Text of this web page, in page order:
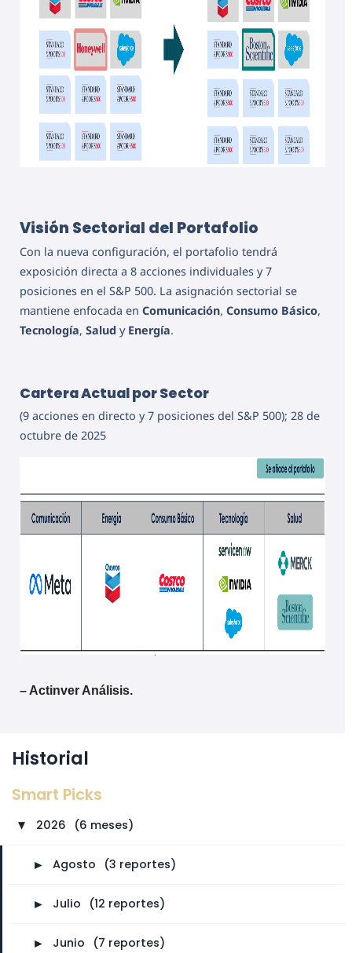
Visión Sectorial del Portafolio
Con la nueva configuración, el portafolio tendrá
exposición directa a 8 acciones individuales y 7
posiciones en el S&P 500. La asignación sectorial se
mantiene enfocada en Comunicación, Consumo Básico,
Tecnología, Salud y Energía.
Cartera Actual por Sector
(9 acciones en directo y 7 posiciones del S&P 500); 28 de
octubre de 2025
– Actinver Análisis.
Historial
Smart Picks
► 2026 (6 meses)
► Agosto (3 reportes)
► Julio (12 reportes)
► Junio (7 reportes)